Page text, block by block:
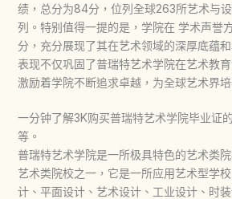
绩，总分为84分，位列全球263所艺术与
列。特别值得一提的是，学院在 学术声誉
分，充分展现了其在艺术领域的深厚底蕴
表现不仅巩固了普瑞特艺术学院在艺术教
激励着学院不断追求卓越，为全球艺术界
一分钟了解3K购买普瑞特艺术学院毕业证
等。
普瑞特艺术学院是一所极具特色的艺术类
艺术类院校之一，它是一所应用艺术型学
计、平面设计、艺术设计、工业设计、时